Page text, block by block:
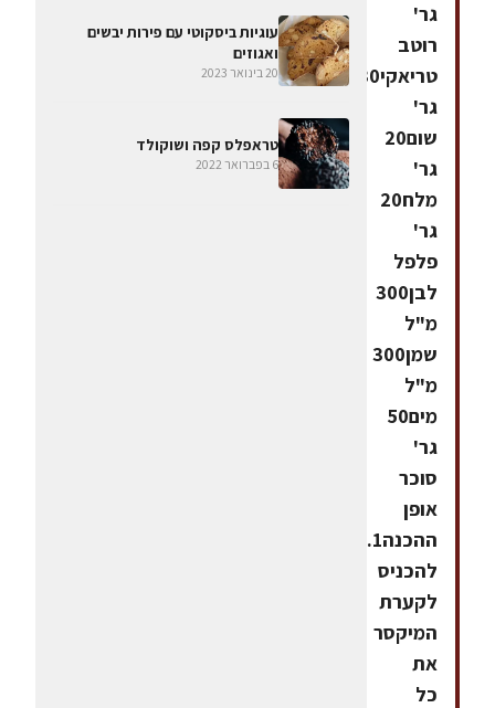
גר'
רוטב
טריאקי30
גר'
שום20
גר'
מלח20
גר'
פלפל
לבן300
מ"ל
שמן300
מ"ל
מים50
גר'
סוכר
אופן
ההכנה1.
להכניס
לקערת
המיקסר
את
כל
עוגיות ביסקוטי עם פירות יבשים
ואגוזים
20 בינואר 2023
טראפלס קפה ושוקולד
6 בפברואר 2022